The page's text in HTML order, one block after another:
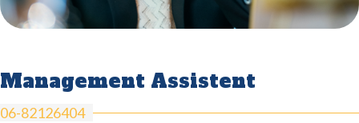
Management Assistent
06-82126404